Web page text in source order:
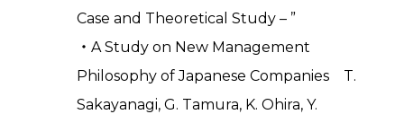
Case and Theoretical Study – ”
・A Study on New Management
Philosophy of Japanese Companies T.
Sakayanagi, G. Tamura, K. Ohira, Y.